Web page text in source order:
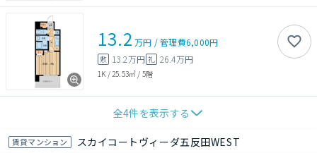
13.2 万円 /管理費6,000円
敷 13.2万円 礼 26.4万円
1K / 25.53㎡ / 5階
全4件を表示する
賃貸マンション スカイコートヴィーダ五反田WEST